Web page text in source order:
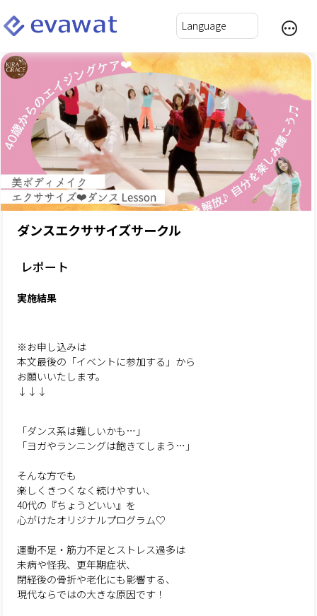
ダンスエクササイズサークル
レポート
実施結果
※お申し込みは
本文最後の「イベントに参加する」から
お願いいたします。
↓↓↓
「ダンス系は難しいかも…」
「ヨガやランニングは飽きてしまう…」
そんな方でも
楽しくきつくなく続けやすい、
40代の『ちょうどいい』を
心がけたオリジナルプログラム♡
運動不足・筋力不足とストレス過多は
未病や怪我、更年期症状、
閉経後の骨折や老化にも影響する、
現代ならではの大きな原因です！